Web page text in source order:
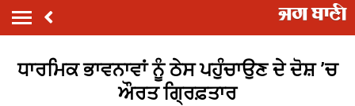
ਧਾਰਮਿਕ ਭਾਵਨਾਵਾਂ ਨੂੰ ਠੇਸ ਪਹੁੰਚਾਉਣ ਦੇ ਦੋਸ਼ ’ਚ
ਔਰਤ ਗ੍ਰਿਫ਼ਤਾਰ